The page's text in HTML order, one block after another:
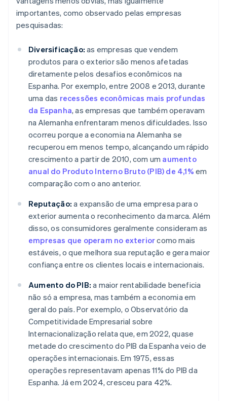
importantes, como observado pelas empresas
pesquisadas:
Diversificação: as empresas que vendem
produtos para o exterior são menos afetadas
diretamente pelos desafios econômicos na
Espanha. Por exemplo, entre 2008 e 2013, durante
uma das recessões econômicas mais profundas
da Espanha, as empresas que também operavam
na Alemanha enfrentaram menos dificuldades. Isso
ocorreu porque a economia na Alemanha se
recuperou em menos tempo, alcançando um rápido
crescimento a partir de 2010, com um aumento
anual do Produto Interno Bruto (PIB) de 4,1% em
comparação com o ano anterior.
Reputação: a expansão de uma empresa para o
exterior aumenta o reconhecimento da marca. Além
disso, os consumidores geralmente consideram as
empresas que operam no exteriorcomo mais
estáveis, o que melhora sua reputação e gera maior
confiança entre os clientes locais e internacionais.
Aumento do PIB: a maior rentabilidade beneficia
não só a empresa, mas também a economia em
geral do país. Por exemplo, o Observatório da
Competitividade Empresarial sobre
Internacionalização relata que, em 2022, quase
metade do crescimento do PIB da Espanha veio de
operações internacionais. Em 1975, essas
operações representavam apenas 11% do PIB da
Espanha. Já em 2024, cresceu para 42%.